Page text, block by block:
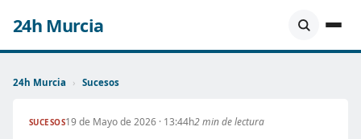
24h Murcia
24h Murcia › Sucesos
SUCESOS19 de Mayo de 2026 · 13:44h2 min de lectura